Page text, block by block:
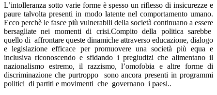
L’intolleranza sotto varie forme è spesso un riflesso di insicurezze e
paure talvolta presenti in modo latente nel comportamento umano.
Ecco perchè le fasce più vulnerabili della società continuano a essere
bersagliate nei momenti di crisi.Compito della politica sarebbe
quello di affrontare queste dinamiche attraverso educazione, dialogo
e legislazione efficace per promuovere una società più equa e
inclusiva riconoscendo e sfidando i pregiudizi che alimentano il
nazionalismo estremo, il razzismo, l’omofobia e altre forme di
discriminazione che purtroppo sono ancora presenti in programmi
politici di partiti e movimenti che governano i paesi..